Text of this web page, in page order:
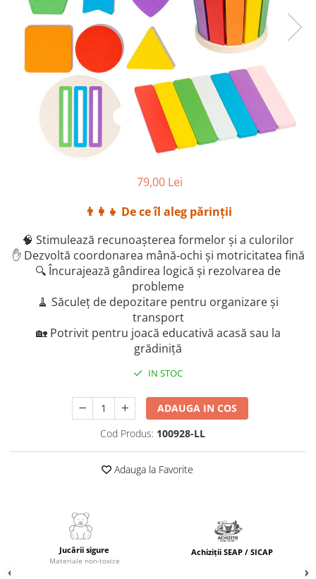
79,00 Lei
👨‍👩‍👧 De ce îl aleg părinții
🧠 Stimulează recunoașterea formelor și a culorilor
✋ Dezvoltă coordonarea mână‑ochi și motricitatea fină
🔍 Încurajează gândirea logică și rezolvarea de
probleme
🧹 Săculeț de depozitare pentru organizare și
transport
🏡 Potrivit pentru joacă educativă acasă sau la
grădiniță
IN STOC
ADAUGA IN COS
Cod Produs: 100928-LL
Adauga la Favorite
Jucării sigure
Materiale non-toxice
Achiziții SEAP / SICAP